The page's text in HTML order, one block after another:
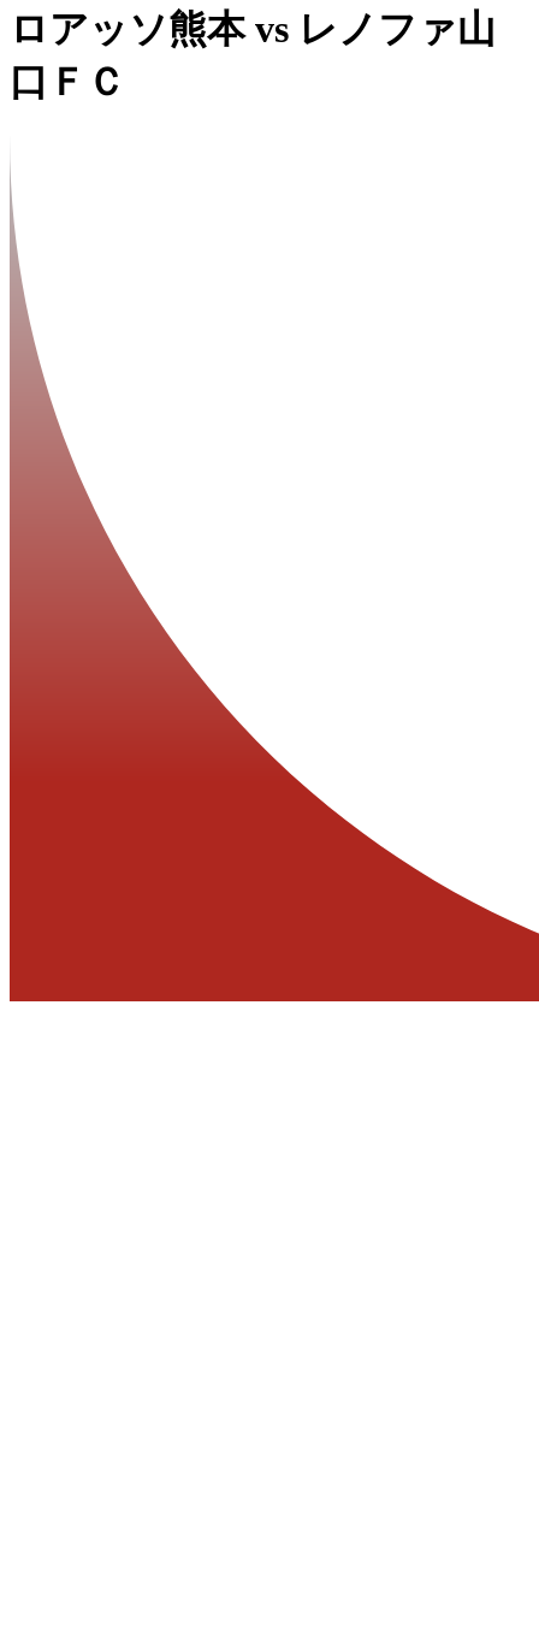
ロアッソ熊本vs レノファ山
口ＦＣ